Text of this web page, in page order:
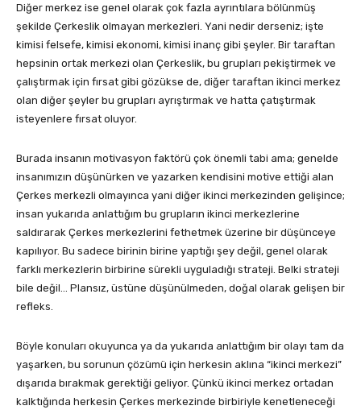
Diğer merkez ise genel olarak çok fazla ayrıntılara bölünmüş
şekilde Çerkeslik olmayan merkezleri. Yani nedir derseniz; işte
kimisi felsefe, kimisi ekonomi, kimisi inanç gibi şeyler. Bir taraftan
hepsinin ortak merkezi olan Çerkeslik, bu grupları pekiştirmek ve
çalıştırmak için fırsat gibi gözükse de, diğer taraftan ikinci merkez
olan diğer şeyler bu grupları ayrıştırmak ve hatta çatıştırmak
isteyenlere fırsat oluyor.
Burada insanın motivasyon faktörü çok önemli tabi ama; genelde
insanımızın düşünürken ve yazarken kendisini motive ettiği alan
Çerkes merkezli olmayınca yani diğer ikinci merkezinden gelişince;
insan yukarıda anlattığım bu grupların ikinci merkezlerine
saldırarak Çerkes merkezlerini fethetmek üzerine bir düşünceye
kapılıyor. Bu sadece birinin birine yaptığı şey değil, genel olarak
farklı merkezlerin birbirine sürekli uyguladığı strateji. Belki strateji
bile değil… Plansız, üstüne düşünülmeden, doğal olarak gelişen bir
refleks.
Böyle konuları okuyunca ya da yukarıda anlattığım bir olayı tam da
yaşarken, bu sorunun çözümü için herkesin aklına “ikinci merkezi”
dışarıda bırakmak gerektiği geliyor. Çünkü ikinci merkez ortadan
kalktığında herkesin Çerkes merkezinde birbiriyle kenetleneceği